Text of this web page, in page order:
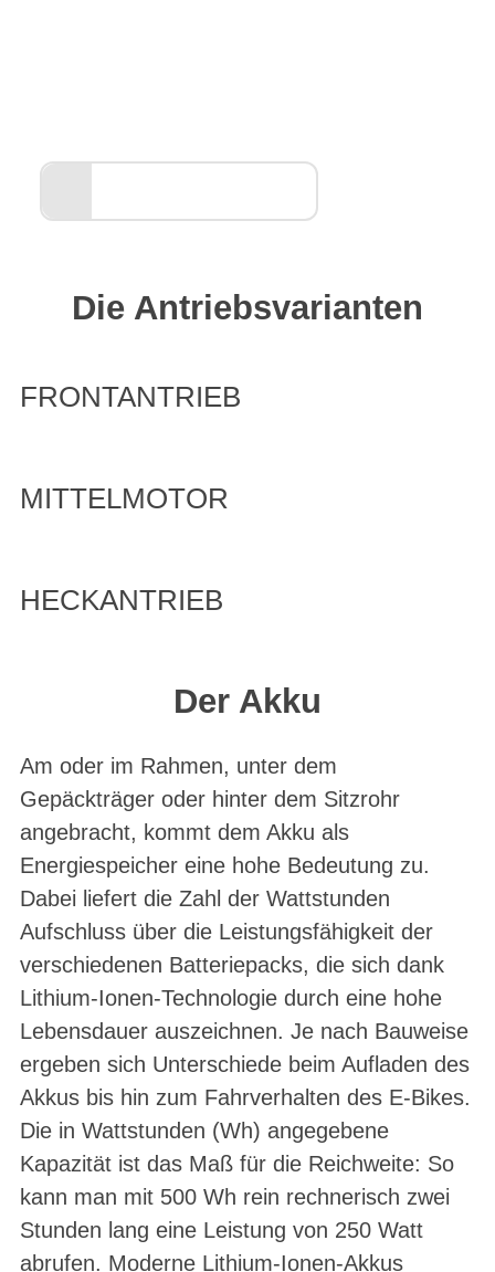
Die Antriebsvarianten
FRONTANTRIEB
MITTELMOTOR
HECKANTRIEB
Der Akku
Am oder im Rahmen, unter dem
Gepäckträger oder hinter dem Sitzrohr
angebracht, kommt dem Akku als
Energiespeicher eine hohe Bedeutung zu.
Dabei liefert die Zahl der Wattstunden
Aufschluss über die Leistungsfähigkeit der
verschiedenen Batteriepacks, die sich dank
Lithium-Ionen-Technologie durch eine hohe
Lebensdauer auszeichnen. Je nach Bauweise
ergeben sich Unterschiede beim Aufladen des
Akkus bis hin zum Fahrverhalten des E-Bikes.
Die in Wattstunden (Wh) angegebene
Kapazität ist das Maß für die Reichweite: So
kann man mit 500 Wh rein rechnerisch zwei
Stunden lang eine Leistung von 250 Watt
abrufen. Moderne Lithium-Ionen-Akkus